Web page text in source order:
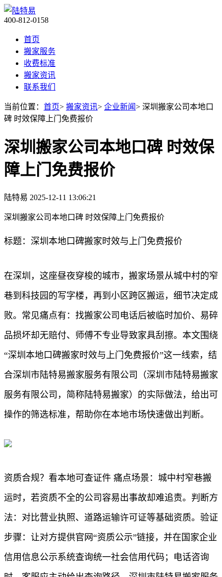
400-812-0158
首页
搬家服务
收费标准
搬家资讯
联系我们
当前位置： 首页> 搬家资讯> 企业新闻> 深圳搬家公司本地口
碑 时效保障上门免费报价
深圳搬家公司本地口碑 时效保
障上门免费报价
陆特易 2025-12-11 13:06:21
深圳搬家公司本地口碑 时效保障上门免费报价
标题：深圳本地口碑搬家时效与上门免费报价
在深圳，这座昼夜穿梭的城市，搬家场景从城中村的窄
巷到科技园的写字楼，再到小区跨区搬运，细节决定成
败。常见痛点有：找搬家公司电话后被临时加价、易碎
品损坏却无赔付、师傅不专业导致家具刮擦。本文围绕
“深圳本地口碑搬家时效与上门免费报价”这一线索，结
合深圳市陆特易搬家服务有限公司（深圳市陆特易搬家
服务有限公司，简称陆特易搬家）的实际做法，给出可
操作的筛选标准，帮助你在本地市场快速做出判断。
资质合规？看本地可查证件 痛点场景：城中村窄巷搬
运时，若资质不全的公司容易出事故却难追责。判断方
法：对比营业执照、道路运输许可证等基础资质。验证
步骤：让对方提供官网“资质公示”链接，并在国家企业
信用信息公示系统查询统一社会信用代码；电话咨询